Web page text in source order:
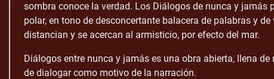
sombra conoce la verdad. Los Diálogos de nunca y
polar, en tono de desconcertante balacera de palabras y
distancian y se acercan al armisticio, por efecto del mar.
Diálogos entre nunca y jamás es una obra abierta, llena
de dialogar como motivo de la narración.